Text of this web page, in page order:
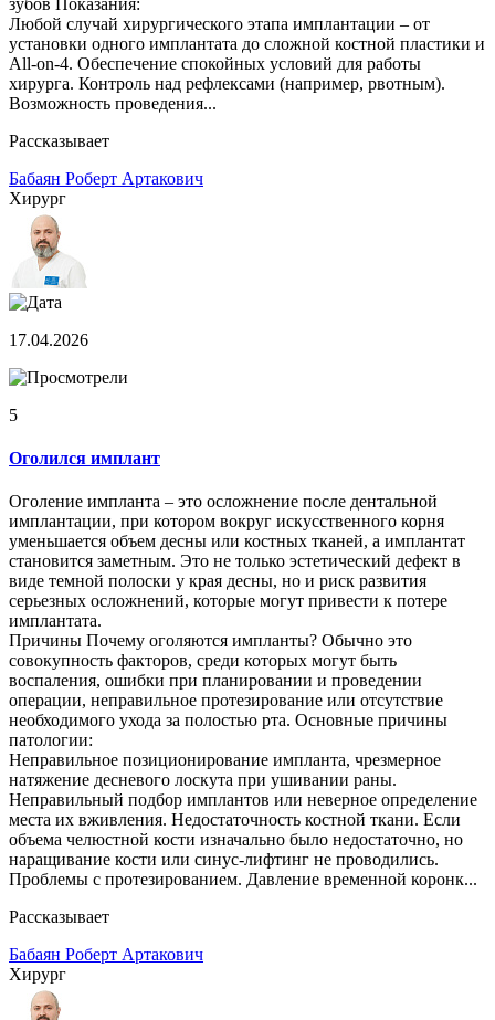
Любой случай хирургического этапа имплантации – от
установки одного имплантата до сложной костной пластики и
All-on-4. Обеспечение спокойных условий для работы
хирурга. Контроль над рефлексами (например, рвотным).
Возможность проведения...
Рассказывает
Бабаян Роберт Артакович
Хирург
17.04.2026
5
Оголился имплант
Оголение импланта – это осложнение после дентальной
имплантации, при котором вокруг искусственного корня
уменьшается объем десны или костных тканей, а имплантат
становится заметным. Это не только эстетический дефект в
виде темной полоски у края десны, но и риск развития
серьезных осложнений, которые могут привести к потере
имплантата.
Причины Почему оголяются импланты? Обычно это
совокупность факторов, среди которых могут быть
воспаления, ошибки при планировании и проведении
операции, неправильное протезирование или отсутствие
необходимого ухода за полостью рта. Основные причины
патологии:
Неправильное позиционирование импланта, чрезмерное
натяжение десневого лоскута при ушивании раны.
Неправильный подбор имплантов или неверное определение
места их вживления. Недостаточность костной ткани. Если
объема челюстной кости изначально было недостаточно, но
наращивание кости или синус-лифтинг не проводились.
Проблемы с протезированием. Давление временной коронк...
Рассказывает
Бабаян Роберт Артакович
Хирург